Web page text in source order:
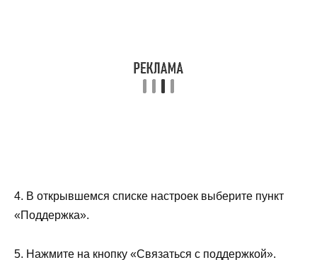
4. В открывшемся списке настроек выберите пункт
«Поддержка».
5. Нажмите на кнопку «Связаться с поддержкой».